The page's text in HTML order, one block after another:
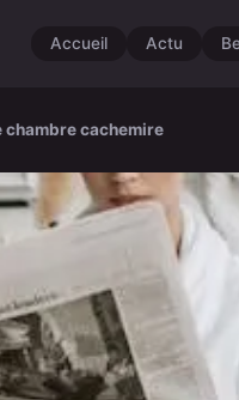
Accueil Actu
chambre cachemire